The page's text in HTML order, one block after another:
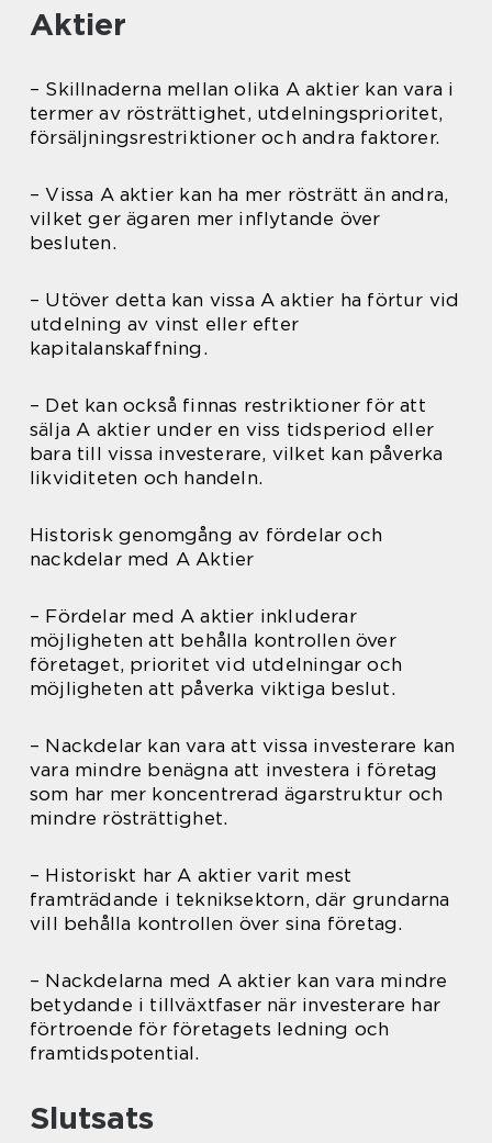
Aktier
– Skillnaderna mellan olika A aktier kan vara i
termer av rösträttighet, utdelningsprioritet,
försäljningsrestriktioner och andra faktorer.
– Vissa A aktier kan ha mer rösträtt än andra,
vilket ger ägaren mer inflytande över
besluten.
– Utöver detta kan vissa A aktier ha förtur vid
utdelning av vinst eller efter
kapitalanskaffning.
– Det kan också finnas restriktioner för att
sälja A aktier under en viss tidsperiod eller
bara till vissa investerare, vilket kan påverka
likviditeten och handeln.
Historisk genomgång av fördelar och
nackdelar med A Aktier
– Fördelar med A aktier inkluderar
möjligheten att behålla kontrollen över
företaget, prioritet vid utdelningar och
möjligheten att påverka viktiga beslut.
– Nackdelar kan vara att vissa investerare kan
vara mindre benägna att investera i företag
som har mer koncentrerad ägarstruktur och
mindre rösträttighet.
– Historiskt har A aktier varit mest
framträdande i tekniksektorn, där grundarna
vill behålla kontrollen över sina företag.
– Nackdelarna med A aktier kan vara mindre
betydande i tillväxtfaser när investerare har
förtroende för företagets ledning och
framtidspotential.
Slutsats